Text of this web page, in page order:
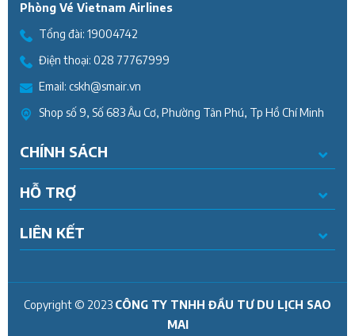
Phòng Vé Vietnam Airlines
Tổng đài: 19004742
Điện thoại: 028 77767999
Email: cskh@smair.vn
Shop số 9, Số 683 Âu Cơ, Phường Tân Phú, Tp Hồ Chí Minh
CHÍNH SÁCH
HỖ TRỢ
LIÊN KẾT
Copyright © 2023 CÔNG TY TNHH ĐẦU TƯ DU LỊCH SAO
MAI